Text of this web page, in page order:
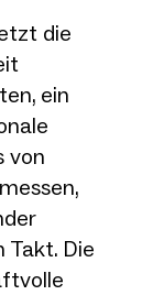
die
ein
von
Takt. Die